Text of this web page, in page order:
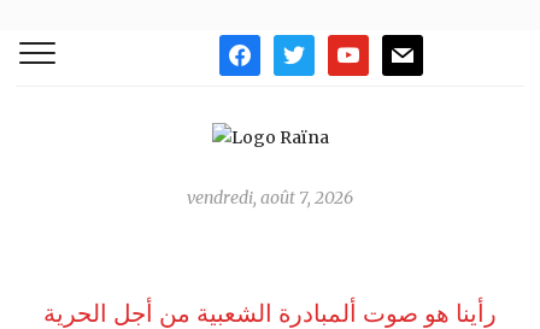
facebooktwitter youtubemail
vendredi, août 7, 2026
رأينا هو صوت ألمبادرة الشعبية من أجل الحرية